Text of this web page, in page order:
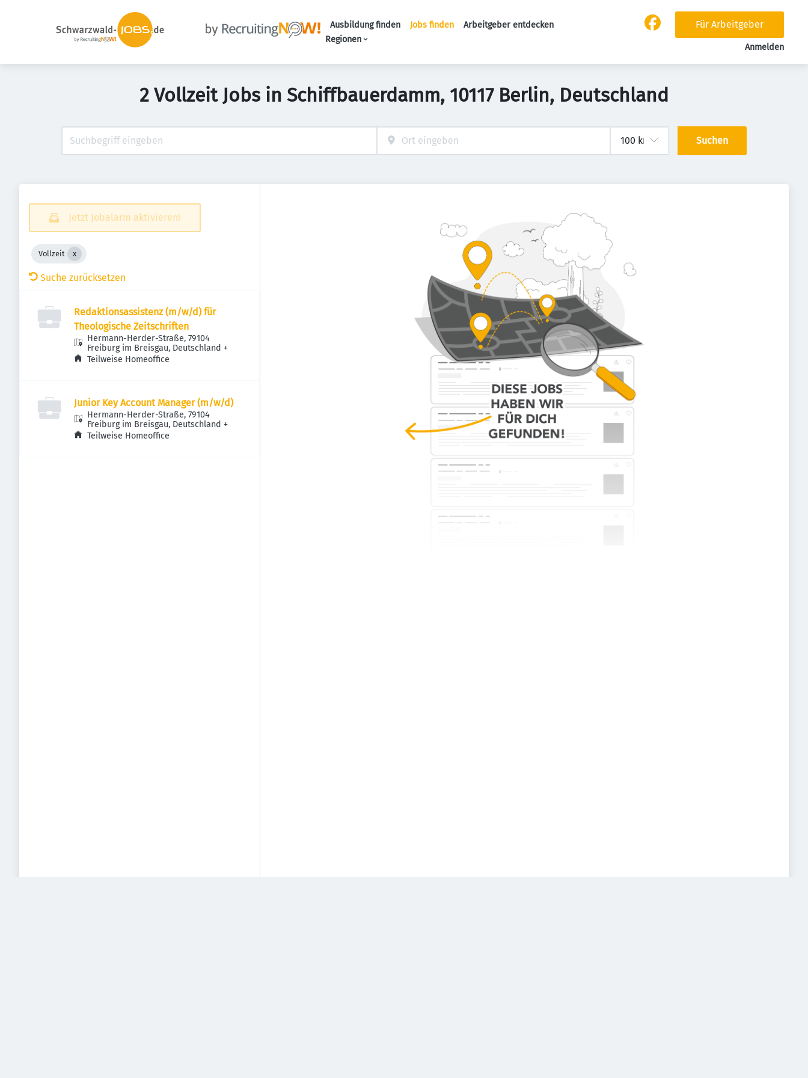
Ausbildung finden Jobs finden
Arbeitgeber entdecken
Regionen
Für Arbeitgeber
Anmelden
2 Vollzeit Jobs in Schiffbauerdamm, 10117 Berlin, Deutschland
Suchen
Jetzt Jobalarm aktivieren!
Vollzeit
Suche zurücksetzen
Redaktionsassistenz (m/w/d) für
Theologische Zeitschriften
Hermann-Herder-Straße, 79104
Freiburg im Breisgau, Deutschland +
Teilweise Homeoffice
Junior Key Account Manager (m/w/d)
Hermann-Herder-Straße, 79104
Freiburg im Breisgau, Deutschland +
Teilweise Homeoffice